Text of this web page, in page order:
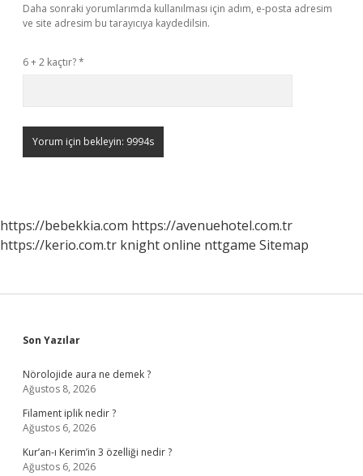
Daha sonraki yorumlarımda kullanılması için adım, e-posta adresim
ve site adresim bu tarayıcıya kaydedilsin.
6 + 2 kaçtır?*
https://bebekkia.com https://avenuehotel.com.tr
https://kerio.com.tr knight online nttgame Sitemap
Sidebar
Son Yazılar
Nörolojide aura ne demek ?
Ağustos 8, 2026
Filament iplik nedir ?
Ağustos 6, 2026
Kur’an-ı Kerim’in 3 özelliği nedir ?
Ağustos 6, 2026